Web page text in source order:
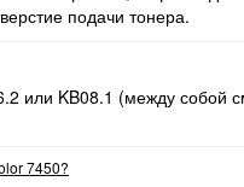
подачи тонера.
или KB08.1 (между собой
7450?